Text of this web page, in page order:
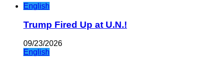
English
Trump Fired Up at U.N.!
09/23/2026
English